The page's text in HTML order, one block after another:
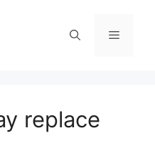
Menu
replace